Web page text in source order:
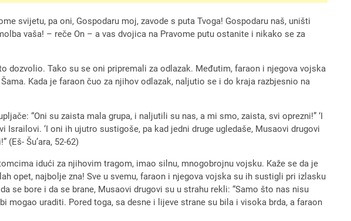
svijetu, pa oni, Gospodaru moj, zavode s puta Tvoga! Gospodaru naš, uništi
vaša! – reče On – a vas dvojica na Pravome putu ostanite i nikako se za
Tako su se oni pripremali za odlazak. Međutim, faraon i njegova vojska
Kada je faraon čuo za njihov odlazak, naljutio se i do kraja razbjesnio na
“Oni su zaista mala grupa, i naljutili su nas, a mi smo, zaista, svi oprezni!” ‘I
‘I oni ih ujutro sustigoše, pa kad jedni druge ugledaše, Musaovi drugovi
(Eš- Šu’ara, 52-62)
idući za njihovim tragom, imao silnu, mnogobrojnu vojsku. Kaže se da je
opet, najbolje zna! Sve u svemu, faraon i njegova vojska su ih sustigli pri izlasku
se bore i da se brane, Musaovi drugovi su u strahu rekli: “Samo što nas nisu
uraditi. Pored toga, sa desne i lijeve strane su bila i visoka brda, a faraon